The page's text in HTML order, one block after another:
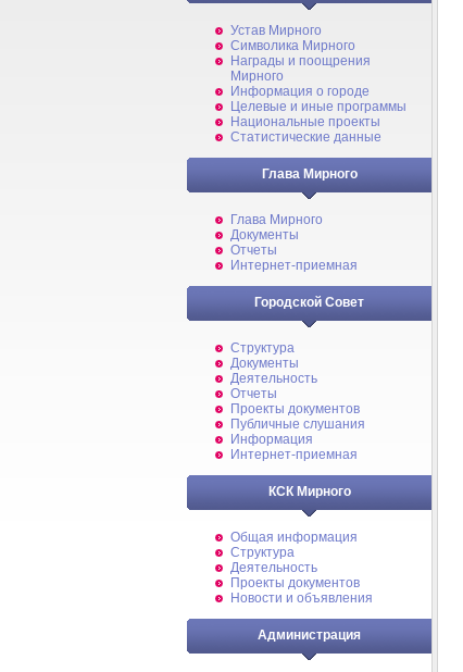
Устав Мирного
Символика Мирного
Награды и поощрения
Мирного
Информация о городе
Целевые и иные программы
Национальные проекты
Статистические данные
Глава Мирного
Глава Мирного
Документы
Отчеты
Интернет-приемная
Городской Совет
Структура
Документы
Деятельность
Отчеты
Проекты документов
Публичные слушания
Информация
Интернет-приемная
КСК Мирного
Общая информация
Структура
Деятельность
Проекты документов
Новости и объявления
Администрация